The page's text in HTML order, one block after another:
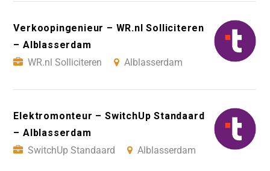
Verkoopingenieur – WR.nl Solliciteren
– Alblasserdam
WR.nl Solliciteren
Alblasserdam
Elektromonteur – SwitchUp Standaard
– Alblasserdam
SwitchUp Standaard
Alblasserdam